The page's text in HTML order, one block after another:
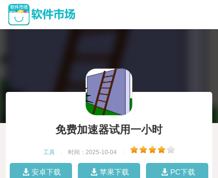
免费加速器试用一小时
工具 时间：2025-10-04
安卓下载 苹果下载 PC下载